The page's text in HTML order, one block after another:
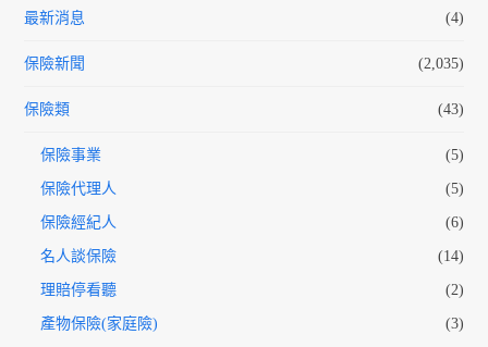
最新消息 (4)
保險新聞 (2,035)
保險類 (43)
保險事業 (5)
保險代理人 (5)
保險經紀人 (6)
名人談保險 (14)
理賠停看聽 (2)
產物保險(家庭險) (3)